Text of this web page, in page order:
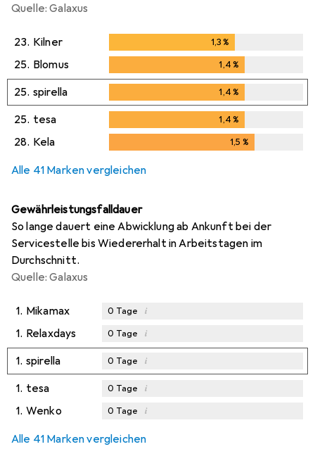
Quelle: Galaxus
23. Kilner 1,3%
25. Blomus 1,4%
25. spirella 1,4%
25. tesa 1,4%
28. Kela 1,5 %
Alle 41 Marken vergleichen
Gewährleistungsfalldauer
So lange dauert eine Abwicklung ab Ankunft bei der
Servicestelle bis Wiedererhalt in Arbeitstagen im
Durchschnitt.
Quelle: Galaxus
1. Mikamax 0 Tage i
1. Relaxdays 0 Tage i
1. spirella 0 Tage i
1. tesa 0 Tage i
1. Wenko 0 Tage i
Alle 41 Marken vergleichen